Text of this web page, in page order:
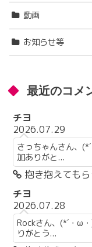
動画
お知らせ等
最近のコメ
チヨ
2026.07.29
さっちゃんさん、
加ありがと...
抱き抱えても
チヨ
2026.07.28
Rockさん、(*´・ω
りがとう...